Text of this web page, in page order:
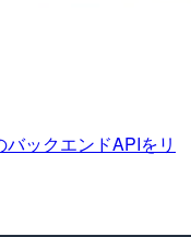
ックエンドAPIをリ